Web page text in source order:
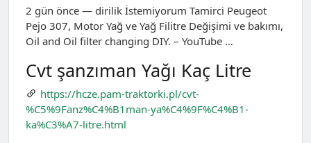
2 gün önce — dirilik İstemiyorum Tamirci Peugeot
Pejo 307, Motor Yağ ve Yağ Filitre Değişimi ve bakımı,
Oil and Oil filter changing DIY. – YouTube …
Cvt şanzıman Yağı Kaç Litre
https://hcze.pam-traktorki.pl/cvt-
%C5%9Fanz%C4%B1man-ya%C4%9F%C4%B1-
ka%C3%A7-litre.html